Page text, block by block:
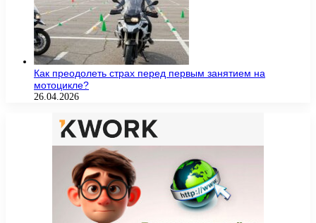
Как преодолеть страх перед первым занятием на
мотоцикле?
26.04.2026